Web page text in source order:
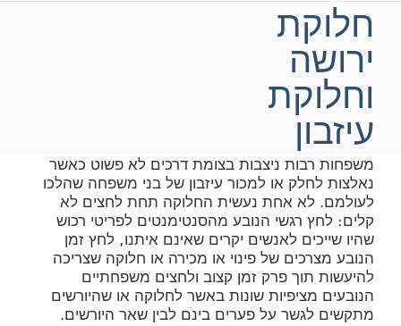
חלוקת
ירושה
וחלוקת
עיזבון
משפחות רבות ניצבות בצומת דרכים לא פשוט כאשר
נאלצות לחלק או למכור עיזבון של בני משפחה שהלכו
לעולמם. לא אחת נעשית החלוקה תחת לחצים לא
קלים: לחץ רגשי הנובע מהסנטימנטים לפריטי רכוש
שהיו שייכים לאנשים יקרים שאינם איתנו, לחץ זמן
הנובע מצרכים של פינוי או מכירה או חלוקה שצריכה
להיעשות תוך פרק זמן קצוב ולחצים משפחתיים
הנובעים מציפיות שונות באשר לחלוקה או שהיורשים
מתקשים לגשר על פערים בינם לבין שאר היורשים.